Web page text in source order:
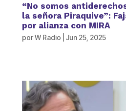
“No somos
la señora Piraquive”:
por alianza con MIRA
porW Radio Jun 25, 2025